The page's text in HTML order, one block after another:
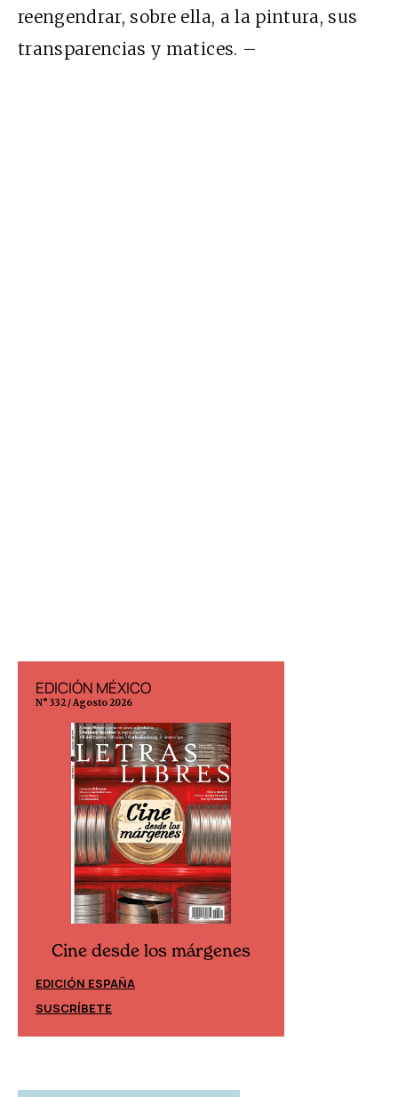
reengendrar, sobre ella, a la pintura, sus
transparencias y matices. –
EDICIÓN MÉXICO
N° 332 / Agosto 2026
Cine desde los márgenes
EDICIÓN ESPAÑA
SUSCRÍBETE